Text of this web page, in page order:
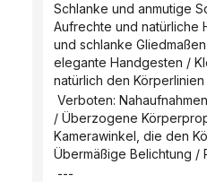
Schlanke und anmutige
Aufrechte und natürliche
und schlanke
elegante Handgesten /
natürlich den Körperlinien
/ Überzogene
Kamerawinkel, die den
Übermäßige Belichtung /
---